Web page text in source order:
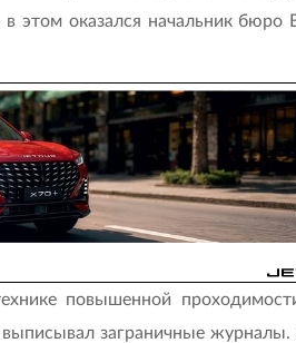
этом оказался начальник бюро
повышенной
заграничные журналы.